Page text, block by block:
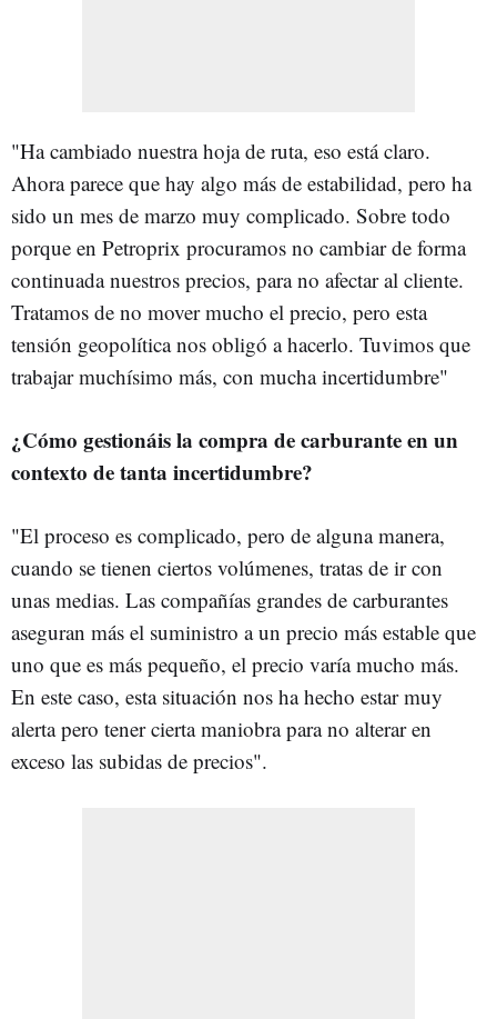
"Ha cambiado nuestra hoja de ruta, eso está claro.
Ahora parece que hay algo más de estabilidad, pero ha
sido un mes de marzo muy complicado. Sobre todo
porque en Petroprix procuramos no cambiar de forma
continuada nuestros precios, para no afectar al cliente.
Tratamos de no mover mucho el precio, pero esta
tensión geopolítica nos obligó a hacerlo. Tuvimos que
trabajar muchísimo más, con mucha incertidumbre"
¿Cómo gestionáis la compra de carburante en un
contexto de tanta incertidumbre?
"El proceso es complicado, pero de alguna manera,
cuando se tienen ciertos volúmenes, tratas de ir con
unas medias. Las compañías grandes de carburantes
aseguran más el suministro a un precio más estable que
uno que es más pequeño, el precio varía mucho más.
En este caso, esta situación nos ha hecho estar muy
alerta pero tener cierta maniobra para no alterar en
exceso las subidas de precios".